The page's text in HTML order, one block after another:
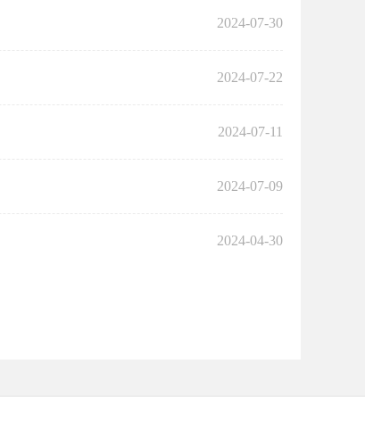
2024-07-30
2024-07-22
2024-07-11
2024-07-09
2024-04-30